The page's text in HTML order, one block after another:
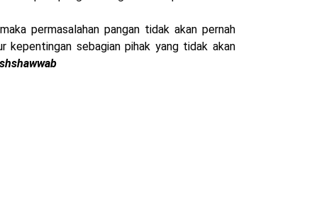
permasalahan pangan tidak akan pernah
kepentingan sebagian pihak yang tidak akan